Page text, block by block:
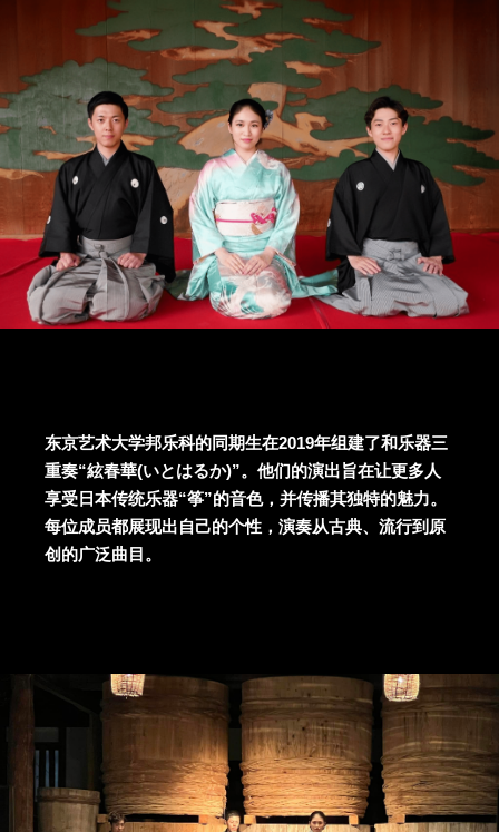
东京艺术大学邦乐科的同期生在2019年组建了和乐器三
重奏“絃春華(いとはるか)”。他们的演出旨在让更多人
享受日本传统乐器“筝”的音色，并传播其独特的魅力。
每位成员都展现出自己的个性，演奏从古典、流行到原
创的广泛曲目。